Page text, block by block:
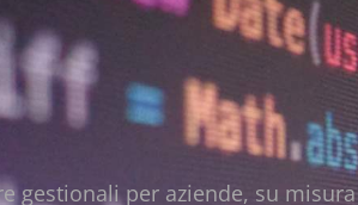
gestionali per aziende, su misura